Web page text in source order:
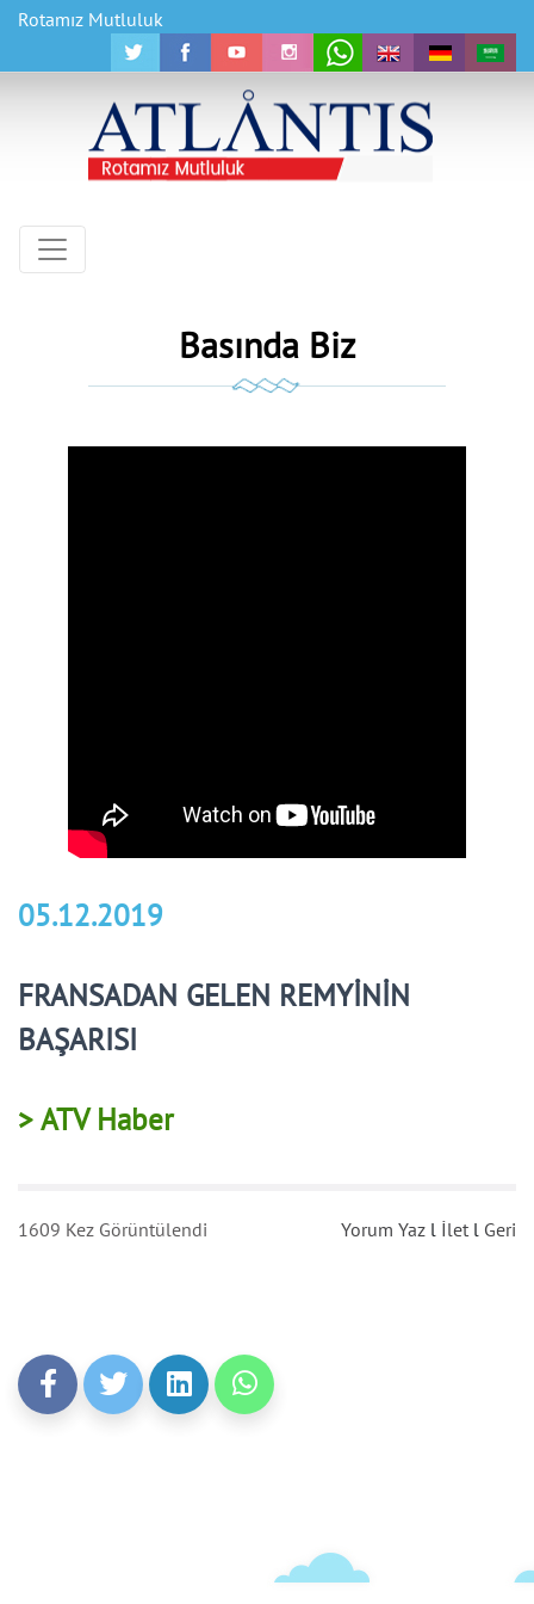
Rotamız Mutluluk
Basında Biz
05.12.2019
FRANSADAN GELEN REMYİNİN
BAŞARISI
> ATV Haber
1609 Kez Görüntülendi Yorum Yaz l İlet l Geri